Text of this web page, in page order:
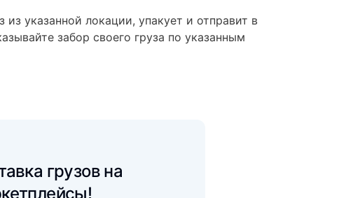
указанной локации, упакует и отправит в
забор своего груза по указанным
грузов на